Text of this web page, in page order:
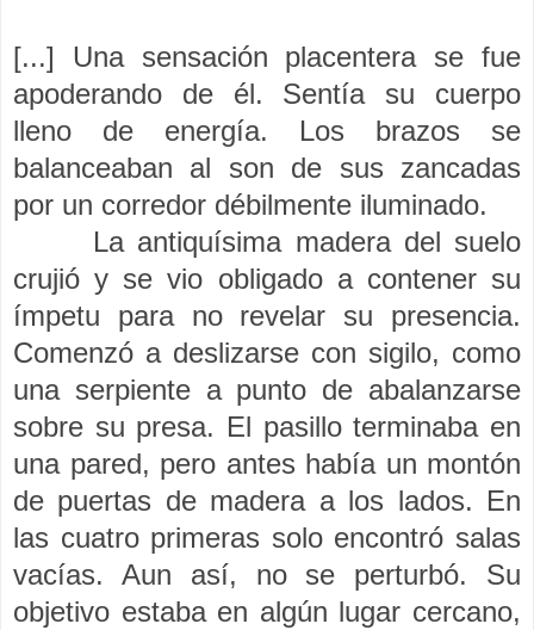
[...] Una sensación placentera se fue
apoderando de él. Sentía su cuerpo
lleno de energía. Los brazos se
balanceaban al son de sus zancadas
por un corredor débilmente iluminado.
La antiquísima madera del suelo
crujió y se vio obligado a contener su
ímpetu para no revelar su presencia.
Comenzó a deslizarse con sigilo, como
una serpiente a punto de abalanzarse
sobre su presa. El pasillo terminaba en
una pared, pero antes había un montón
de puertas de madera a los lados. En
las cuatro primeras solo encontró salas
vacías. Aun así, no se perturbó. Su
objetivo estaba en algún lugar cercano,